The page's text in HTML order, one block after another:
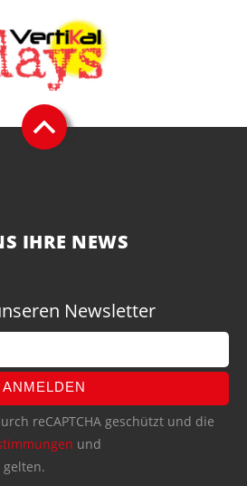
IHRE NEWS
Newsletter
ANMELDEN
reCAPTCHA geschützt und die
und
gelten.